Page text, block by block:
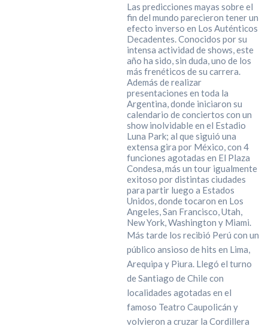
Las predicciones mayas sobre el
fin del mundo parecieron tener un
efecto inverso en Los Auténticos
Decadentes. Conocidos por su
intensa actividad de shows, este
año ha sido, sin duda, uno de los
más frenéticos de su carrera.
Además de realizar
presentaciones en toda la
Argentina, donde iniciaron su
calendario de conciertos con un
show inolvidable en el Estadio
Luna Park; al que siguió una
extensa gira por México, con 4
funciones agotadas en El Plaza
Condesa, más un tour igualmente
exitoso por distintas ciudades
para partir luego a Estados
Unidos, donde tocaron en Los
Angeles, San Francisco, Utah,
New York, Washington y Miami.
Más tarde los recibió Perú con un
público ansioso de hits en Lima,
Arequipa y Piura. Llegó el turno
de Santiago de Chile con
localidades agotadas en el
famoso Teatro Caupolicán y
volvieron a cruzar la Cordillera